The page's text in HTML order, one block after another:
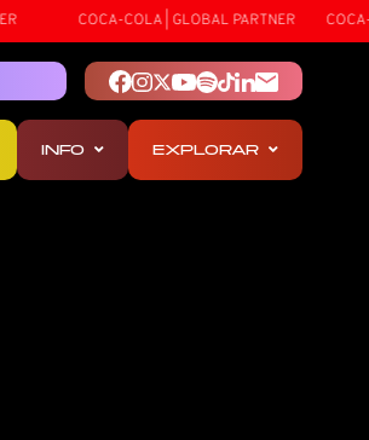
COCA-COLA | GLOBAL PARTNER COCA-
INFO EXPLORAR